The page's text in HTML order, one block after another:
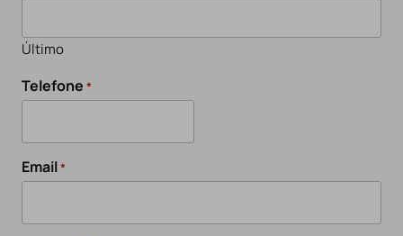
Último
Telefone *
Email*